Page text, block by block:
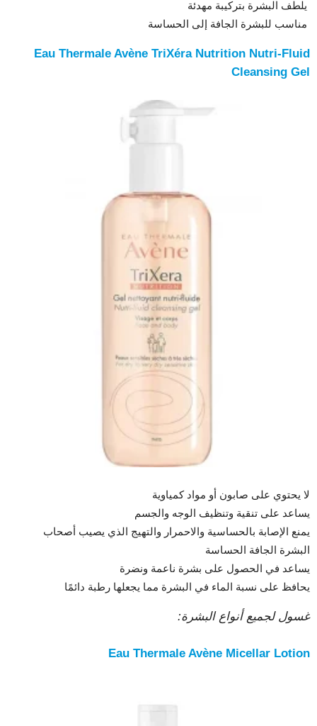
يلطف البشرة بتركيبة مهدئة
مناسب للبشرة الجافة إلى الحساسة
Eau Thermale Avène TriXéra Nutrition Nutri-Fluid
Cleansing Gel
لا يحتوي على صابون أو مواد كمياوية
يساعد على تنقية وتنظيف الوجه والجسم
يمنع الإصابة بالحساسية والاحمرار والتهيج الذي يصيب أصحاب
البشرة الجافة الحساسة
يساعد في الحصول على بشرة ناعمة ونضرة
يحافظ على نسبة الماء في البشرة مما يجعلها رطبة دائمًا
غسول ​​لجميع أنواع البشرة:
Eau Thermale Avène Micellar Lotion